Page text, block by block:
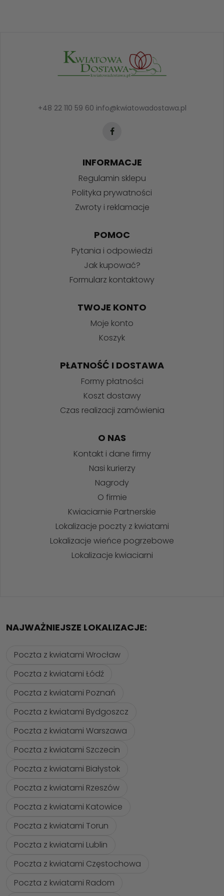
+48 22 110 59 60 info@kwiatowadostawa.pl
INFORMACJE
Regulamin sklepu
Polityka prywatności
Zwroty i reklamacje
POMOC
Pytania i odpowiedzi
Jak kupować?
Formularz kontaktowy
TWOJE KONTO
Moje konto
Koszyk
PŁATNOŚĆ I DOSTAWA
Formy płatności
Koszt dostawy
Czas realizacji zamówienia
O NAS
Kontakt i dane firmy
Nasi kurierzy
Nagrody
O firmie
Kwiaciarnie Partnerskie
Lokalizacje poczty z kwiatami
Lokalizacje wieńce pogrzebowe
Lokalizacje kwiaciarni
NAJWAŻNIEJSZE LOKALIZACJE:
Poczta z kwiatami Wrocław
Poczta z kwiatami Łódź
Poczta z kwiatami Poznań
Poczta z kwiatami Bydgoszcz
Poczta z kwiatami Warszawa
Poczta z kwiatami Szczecin
Poczta z kwiatami Białystok
Poczta z kwiatami Rzeszów
Poczta z kwiatami Katowice
Poczta z kwiatami Torun
Poczta z kwiatami Lublin
Poczta z kwiatami Częstochowa
Poczta z kwiatami Radom